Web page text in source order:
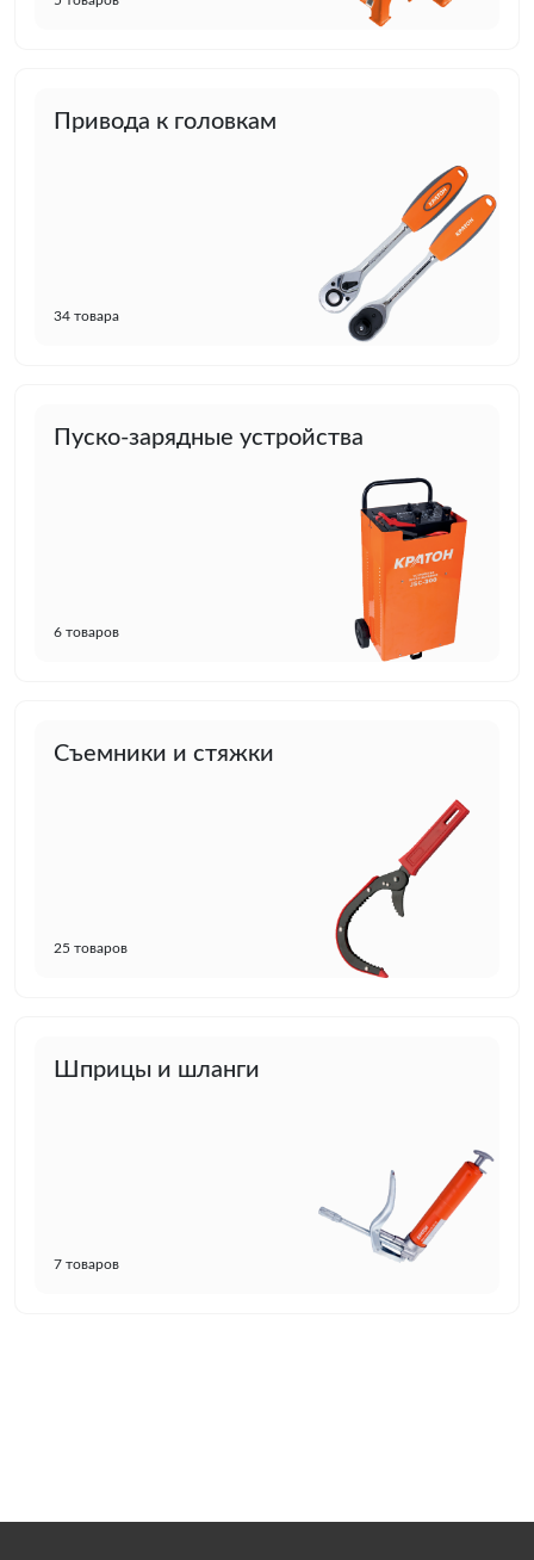
Привода к головкам
34 товара
Пуско-зарядные устройства
6 товаров
Съемники и стяжки
25 товаров
Шприцы и шланги
7 товаров